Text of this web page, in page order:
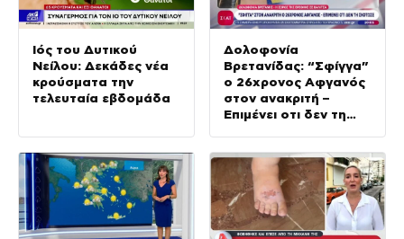
Ιός του Δυτικού
Νείλου: Δεκάδες νέα
κρούσματα την
τελευταία εβδομάδα
Δολοφονία
Βρετανίδας: “Σφίγγα”
ο 26χρονος Αφγανός
στον ανακριτή –
Επιμένει οτι δεν τη